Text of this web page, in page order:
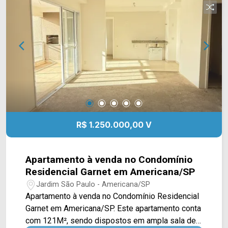
Av. de Cillo. Esta região conta com o restaurante
Farol, farmácia Droga Raia, Sam`s Club, Senai,
hospital Unimed, Parque Ecológico e Clube do
Bosque. Entre em contato com a equipe da Arbix
Imóveis e agende a sua visita!! WhatsApp e
Telefone: (19) 3475-4546 ARBIX IMÓVEIS -
Presente em cada mudança!
R$ 1.250.000,00 V
Apartamento à venda no Condomínio
Residencial Garnet em Americana/SP
Jardim São Paulo - Americana/SP
Apartamento à venda no Condomínio Residencial
Garnet em Americana/SP. Este apartamento conta
com 121M², sendo dispostos em ampla sala de